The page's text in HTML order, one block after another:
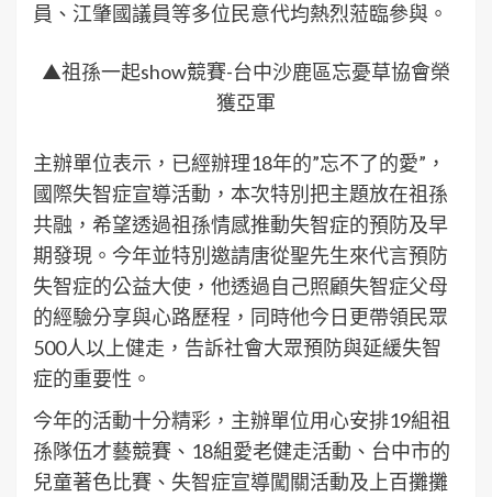
員、江肇國議員等多位民意代均熱烈蒞臨參與。
▲祖孫一起show競賽-台中沙鹿區忘憂草協會榮
獲亞軍
主辦單位表示，已經辦理18年的”忘不了的愛”，
國際失智症宣導活動，本次特別把主題放在祖孫
共融，希望透過祖孫情感推動失智症的預防及早
期發現。今年並特別邀請唐從聖先生來代言預防
失智症的公益大使，他透過自己照顧失智症父母
的經驗分享與心路歷程，同時他今日更帶領民眾
500人以上健走，告訴社會大眾預防與延緩失智
症的重要性。
今年的活動十分精彩，主辦單位用心安排19組祖
孫隊伍才藝競賽、18組愛老健走活動、台中市的
兒童著色比賽、失智症宣導闖關活動及上百攤攤